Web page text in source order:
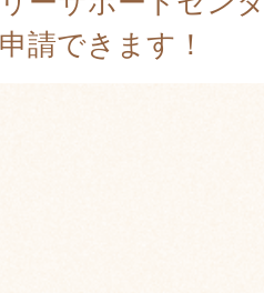
請できます！